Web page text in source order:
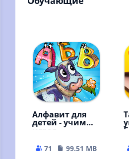
Алфавит для
детей - учим
играя
71
99.51 MB